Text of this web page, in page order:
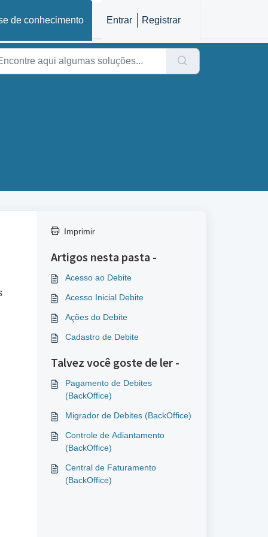
de conhecimento Entrar Registrar
Imprimir
Artigos nesta pasta -
Acesso ao Debite
Acesso Inicial Debite
Ações do Debite
Cadastro de Debite
Talvez você goste de ler -
Pagamento de Debites
(BackOffice)
Migrador de Debites (BackOffice)
Controle de Adiantamento
(BackOffice)
Central de Faturamento
(BackOffice)